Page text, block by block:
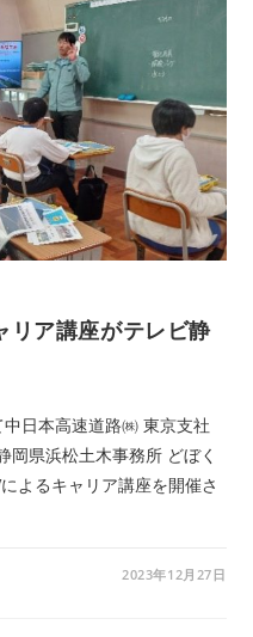
リア講座がテレビ静
日本高速道路㈱ 東京支社
岡県浜松土木事務所 どぼく
よるキャリア講座を開催さ
2023年12月27日